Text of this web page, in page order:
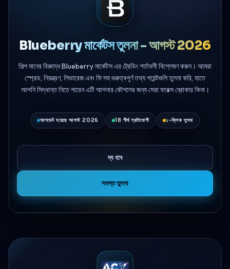
Blueberry মার্কেটস তুলনা - আগস্ট 2026
শিল্প মানের বিরুদ্ধে Blueberry মার্কেটস এর ট্রেডিং শর্তাবলী বিশ্লেষণ করুন। আমরা
স্প্রেড, নিয়ন্ত্রণ, লিভারেজ এবং ফি সহ গুরুত্বপূর্ণ তথ্য পয়েন্টগুলি তুলনা করি, যাতে
আপনি সিদ্ধান্ত নিতে পারেন এটি আপনার কৌশলের জন্য সেরা ফরেক্স ব্রোকার কিনা।
আপডেট হয়েছে আগস্ট 2026 18 শীর্ষ প্রতিযোগী ১-ক্লিক তুলনা
দ্য হাব
সমস্ত তুলনা